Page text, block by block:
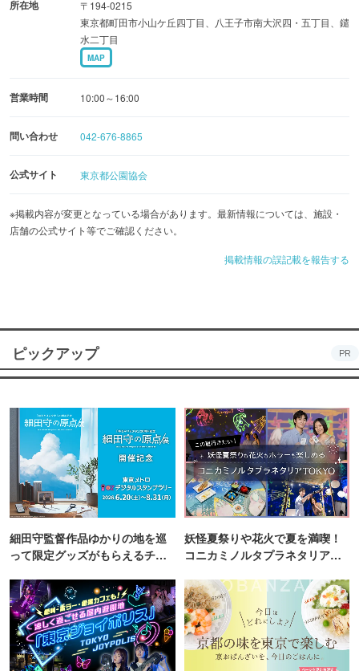
り大人数の場合はお断りする場合が有ります。
・利用期間は通年とします。
・予約は予定日の一ヶ月前より受付が可能です。
2.受付
住所・氏名・電話番号・ 利用人数・利用日・利用時間等を
記入の上、申し込んでください。電話にて予約の方は、此
・利用当日、「利用証」を交付しますので、管理所窓口で
受け取ってからご利用願います。
・利用時間は当面、午前10時から午後4時までとさせてい
ただきます。
4.利用者の制限
・中学生以下だけの利用は出来ません。必ず保護者が付き
添ってください。
5.利用上の注意
「かまど」を利用下さい。
て用意願います。
・利用後は使用場所を清掃の上、ゴミは全て利用者にてお
持ち帰り願います。
・テントの設営、カラオケ等、他人の迷惑となる行為は禁
所在地
〒194-0215
東京都町田市小山ケ丘四丁目、八王子市南大沢四・五丁目、鑓
水二丁目
MAP
営業時間 10:00～16:00
問い合わせ 042-676-8865
公式サイト 東京都公園協会
※掲載内容が変更となっている場合があります。最新情報については、施設・
店舗の公式サイト等でご確認ください。
掲載情報の誤記載を報告する
ピックアップ PR
細田守監督作品ゆかりの地を巡
って限定グッズがもらえるチャ
妖怪夏祭りや花火で夏を満喫！
コニカミノルタプラネタリア